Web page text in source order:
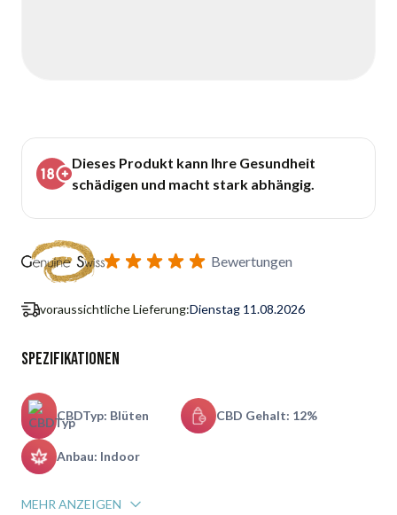
Dieses Produkt kann Ihre Gesundheit
schädigen und macht stark abhängig.
Bewertungen
voraussichtliche Lieferung:Dienstag 11.08.2026
Spezifikationen
CBDTyp: Blüten CBD Gehalt: 12%
Anbau: Indoor
MEHR ANZEIGEN